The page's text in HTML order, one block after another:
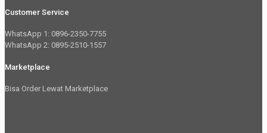
Customer Service
WhatsApp 1: 0896-2350-7755
WhatsApp 2: 0895-2510-1557
Marketplace
Bisa Order Lewat Marketplace